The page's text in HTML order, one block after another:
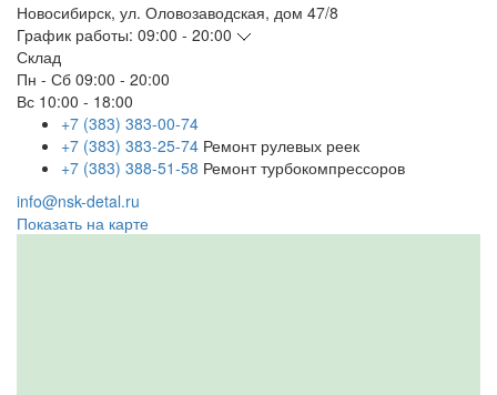
Новосибирск, ул. Оловозаводская, дом 47/8
График работы: 09:00 - 20:00
Склад
Пн - Сб 09:00 - 20:00
Вс 10:00 - 18:00
+7 (383) 383-00-74
+7 (383) 383-25-74 Ремонт рулевых реек
+7 (383) 388-51-58 Ремонт турбокомпрессоров
info@nsk-detal.ru
Показать на карте